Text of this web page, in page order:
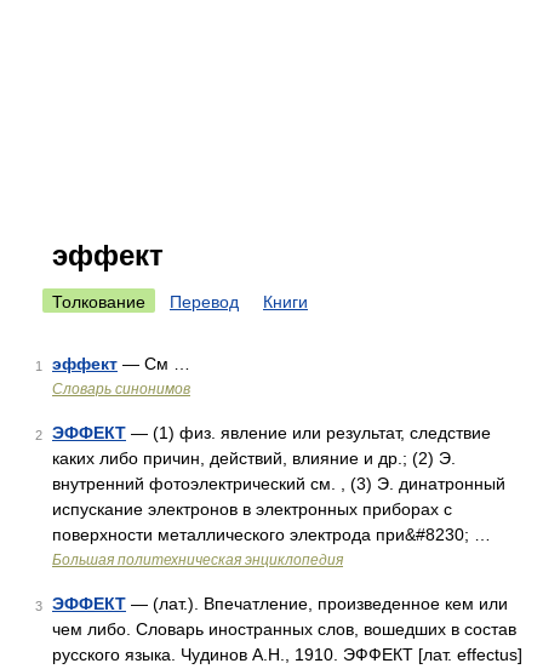
эффект
Толкование Перевод Книги
1 эффект — См …
Словарь синонимов
2 ЭФФЕКТ — (1) физ. явление или результат, следствие
каких либо причин, действий, влияние и др.; (2) Э.
внутренний фотоэлектрический см. , (3) Э. динатронный
испускание электронов в электронных приборах с
поверхности металлического электрода при&#8230; …
Большая политехническая энциклопедия
3 ЭФФЕКТ — (лат.). Впечатление, произведенное кем или
чем либо. Словарь иностранных слов, вошедших в состав
русского языка. Чудинов А.Н., 1910. ЭФФЕКТ [лат. effectus]